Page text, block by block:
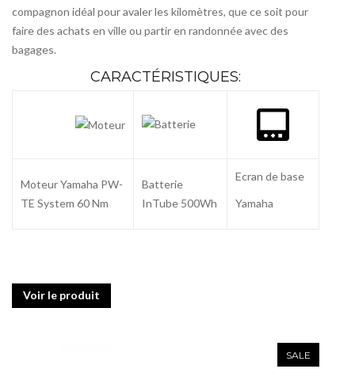
compagnon idéal pour avaler les kilomètres, que ce soit pour
faire des achats en ville ou partir en randonnée avec des
bagages.
CARACTÉRISTIQUES:
Moteur Yamaha PW-
TE System 60 Nm
Batterie
InTube 500Wh
Ecran de base
Yamaha
Voir le produit
SALE